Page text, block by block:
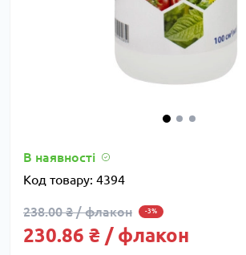
В наявності
Код товару: 4394
238.00 ₴ / флакон -3%
230.86 ₴ / флакон